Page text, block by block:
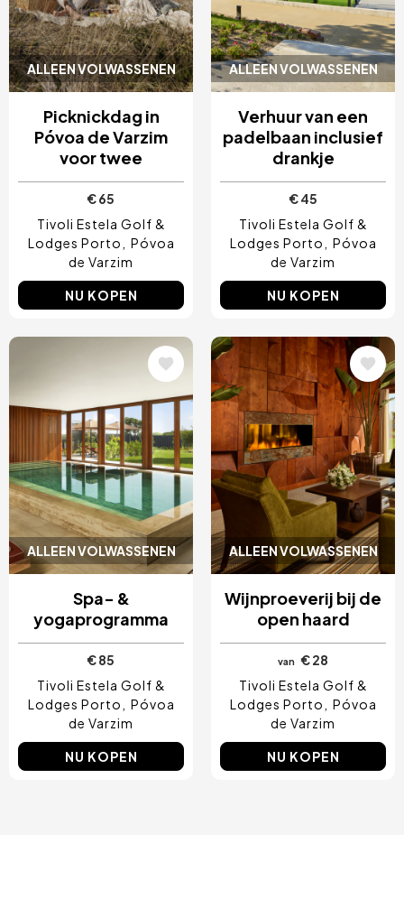
ALLEEN VOLWASSENEN
Picknickdag in
Póvoa de Varzim
voor twee
€ 65
Tivoli Estela Golf &
Lodges Porto
Póvoa
de Varzim
NU KOPEN
ALLEEN VOLWASSENEN
Verhuur van een
padelbaan inclusief
drankje
€ 45
Tivoli Estela Golf &
Lodges Porto
Póvoa
de Varzim
NU KOPEN
ALLEEN VOLWASSENEN
Afbeelding
Spa- &
yogaprogramma
€ 85
Tivoli Estela Golf &
Lodges Porto
Póvoa
de Varzim
NU KOPEN
ALLEEN VOLWASSENEN
Afbeelding
Wijnproeverij bij de
open haard
van
€ 28
Tivoli Estela Golf &
Lodges Porto
Póvoa
de Varzim
NU KOPEN